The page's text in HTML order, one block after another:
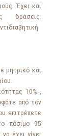
Έχει και
δράσεις:
μητρικό και
10% ,
από τον
επιτρέπετε
πόσιμο 95